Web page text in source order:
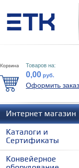
Товаров на:
0,00 руб.
Оформить
Интернет магазин
Каталоги и
Сертификаты
Конвейерное